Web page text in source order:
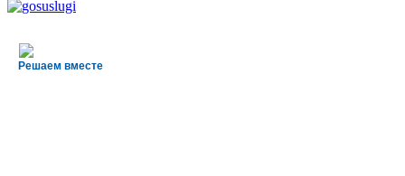
Решаем вместе